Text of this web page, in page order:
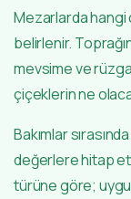
Mezarlarda hangi
belirlenir.
mevsime ve
çiçeklerin ne
Bakımlar
değerlere hitap
türüne göre;